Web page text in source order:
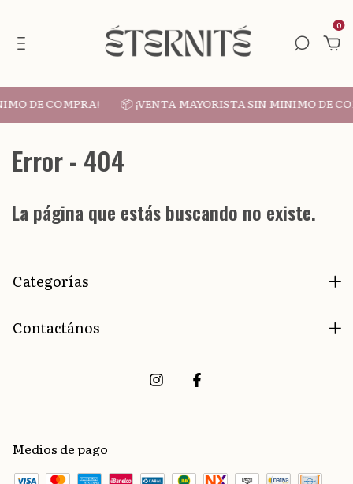
0
DE COMPRA! 📦 ¡VENTA MAYORISTA SIN MINIMO DE
Error - 404
La página que estás buscando no existe.
Categorías
Contactános
Medios de pago